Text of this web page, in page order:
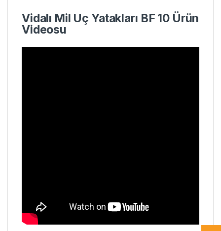
Vidalı Mil Uç Yatakları BF 10 Ürün
Videosu